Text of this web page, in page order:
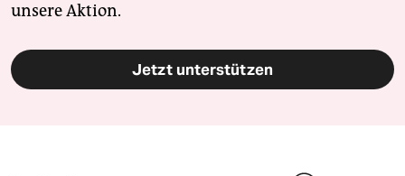
unsere Aktion.
Jetzt unterstützen